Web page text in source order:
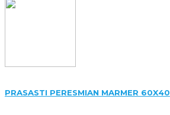
PRASASTI PERESMIAN MARMER 60X40